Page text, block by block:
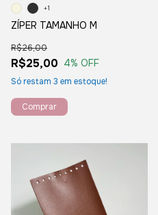
ZÍPER TAMANHO M
R$25,00
R$26,00
4% OFF
Só restam 3 em estoque!
+1
Comprar